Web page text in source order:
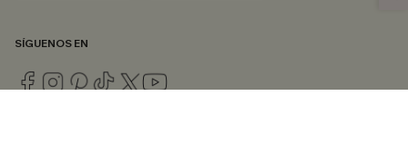
SÍGUENOS EN